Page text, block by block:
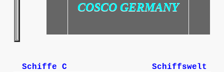
COSCO GERMANY
Schiffe C Schiffswelt